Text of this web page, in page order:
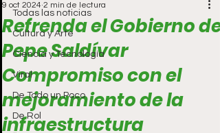
Todas las noticias
Cultura y Arte
Ciencia y Tecnología
Viral
De Todo un Poco
De Rol
Refrenda el Gobierno de
Pepe Saldívar
Compromiso con el
mejoramiento de la
infraestructura
9 oct 2024 2 min de lectura